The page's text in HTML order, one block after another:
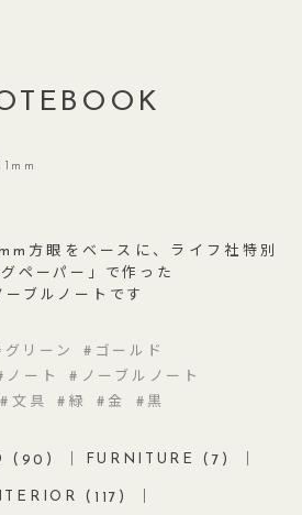
方眼をベースに、ライフ社特別
ペーパー」で作った
ブルノートです
グリーン
ゴールド
ノート
ノーブルノート
文具 緑 金 黒
( 90 ) FURNITURE (7 )
( 117 )